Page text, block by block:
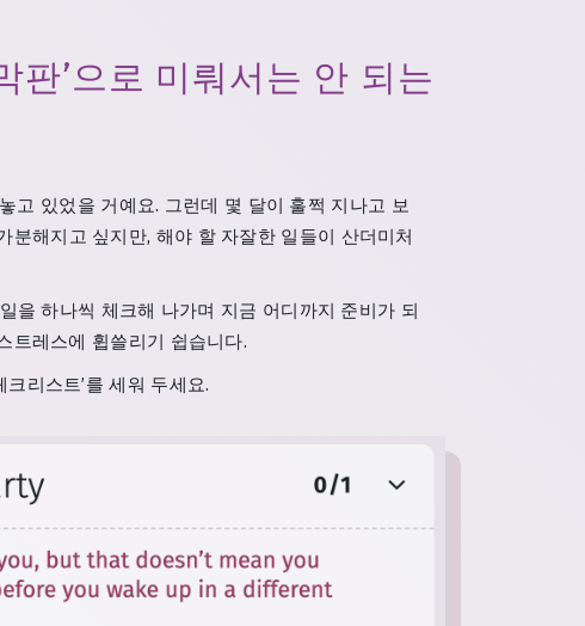
판’으로 미뤄서는 안 되는
고 있었을 거예요. 그런데 몇 달이 훌쩍 지나고 보
분해지고 싶지만, 해야 할 자잘한 일들이 산더미처
을 하나씩 체크해 나가며 지금 어디까지 준비가 되
트레스에 휩쓸리기 쉽습니다.
리스트’를 세워 두세요.